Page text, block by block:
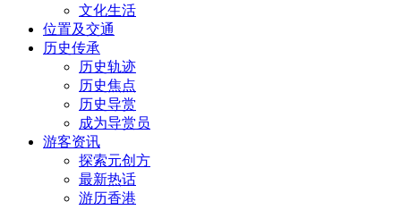
文化生活
位置及交通
历史传承
历史轨迹
历史焦点
历史导赏
成为导赏员
游客资讯
探索元创方
最新热话
游历香港